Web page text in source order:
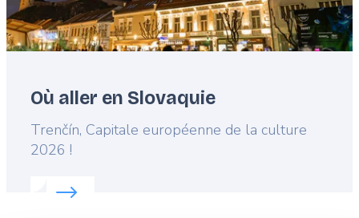
Où aller en Slovaquie
Lead
Trenčín, Capitale européenne de la culture
2026 !
Read more about: